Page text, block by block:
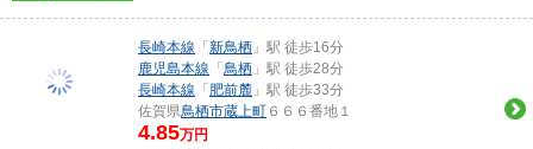
長崎本線 「新鳥栖 」駅 徒歩16分
鹿児島本線 「鳥栖 」駅 徒歩28分
長崎本線 「肥前麓 」駅 徒歩33分
佐賀県鳥栖市蔵上町 ６６６番地１
4.85万円